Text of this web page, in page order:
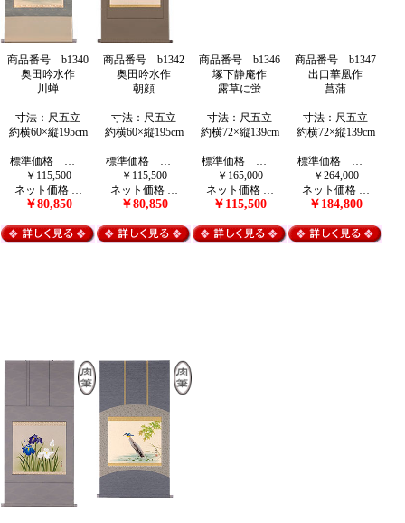
商品番号 b1340
奥田吟水作
川蝉
寸法：尺五立
約横60×縦195cm
標準価格 …
￥115,500
ネット価格 …
￥80,850
商品番号 b1342
奥田吟水作
朝顔
寸法：尺五立
約横60×縦195cm
標準価格 …
￥115,500
ネット価格 …
￥80,850
商品番号 b1346
塚下静庵作
露草に蛍
寸法：尺五立
約横72×縦139cm
標準価格 …
￥165,000
ネット価格 …
￥115,500
商品番号 b1347
出口華凰作
菖蒲
寸法：尺五立
約横72×縦139cm
標準価格 …
￥264,000
ネット価格 …
￥184,800